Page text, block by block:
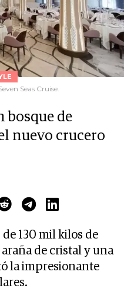
Seas Cruise.
bosque de
nuevo crucero
130 mil kilos de
de cristal y una
la impresionante